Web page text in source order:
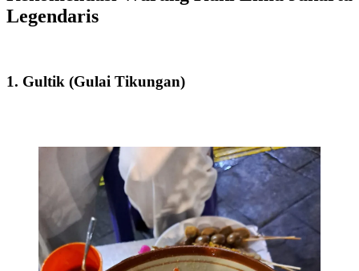
Legendaris
1. Gultik (Gulai Tikungan)